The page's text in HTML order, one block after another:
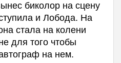
биколор на сцену
и Лобода. На
стала на колени
для того чтобы
на нем.